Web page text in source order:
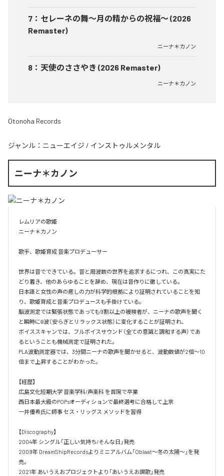
7 ： セレーネの舞〜月の精からの祝福〜 (2026
Remaster)
ニーナ＊カノン
8 ： 天使のささやき (2026 Remaster)
ニーナ＊カノン
Otonoha Records
ジャンル： ニューエイジ / インストゥルメンタル
ニーナ＊カノン
レムリアの歌姫
ニーナ＊カノン
歌手、歌姫育成 音楽プロデューサー
世界は音でできている。音と周波数の世界を追求するにつれ、この真実にた
どり着き、他のあらゆることを辞め、現在は音作りに徹している。
日本語と女性の声の癒しの力が科学的根拠により証明されていることを知
り、歌姫育成と音楽プロデュースも手掛けている。
脳波測定では緊張状態であっても9割以上の被検者が、ニーナの歌声を聞く
と瞬時にθ波（安らぎとリラックス状態）に変化することが証明され、
ボイススキャンでは、フルボイスサウンド（全ての意識と調和する声）であ
るということも機械測定で証明された。
PLA波動測定器では、3分間ニーナの歌声を聞かせると、波動数値が2倍～10
倍まで上昇することがわかった。
【経歴】
広島文化短期大学 音楽学科/声楽科 を首席で卒業
西日本最大級のPOPsオーディションで最終選考に合格して上京
一井優希氏に師事 セス・リッグス メソッドを習得
【Discography】
2004年 シングル「正しい気持ち/そんな日」発売
2009年 DreamShipRecordsよりミニアルバム「Oblaat～冬の太陽～」を発
売。
2021年 あいうえおプロジェクトより「あいうえお讃歌」発売